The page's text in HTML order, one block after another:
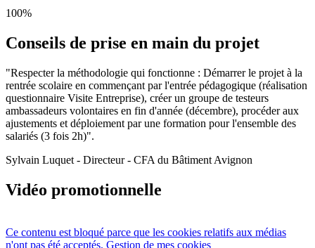
100%​
Conseils de prise en main du projet
"Respecter la méthodologie qui fonctionne : Démarrer le projet à la
rentrée scolaire en commençant par l'entrée pédagogique (réalisation
questionnaire Visite Entreprise), créer un groupe de testeurs
ambassadeurs volontaires en fin d'année (décembre), procéder aux
ajustements et déploiement par une formation pour l'ensemble des
salariés​ (3 fois 2h)".
Sylvain Luquet - Directeur - CFA du Bâtiment Avignon
Vidéo promotionnelle
Ce contenu est bloqué parce que les cookies relatifs aux médias
n'ont pas été acceptés. Gestion de mes cookies